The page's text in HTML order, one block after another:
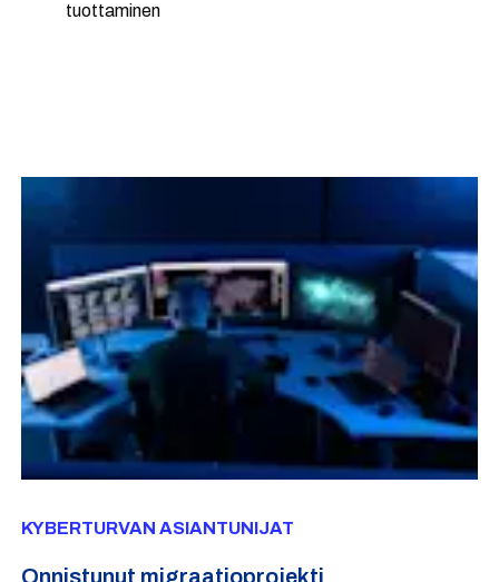
tuottaminen
KYBERTURVAN ASIANTUNIJAT
Onnistunut migraatioprojekti